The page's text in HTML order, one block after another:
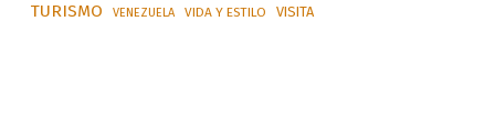
TURISMO VENEZUELA VIDA Y ESTILO VISITA